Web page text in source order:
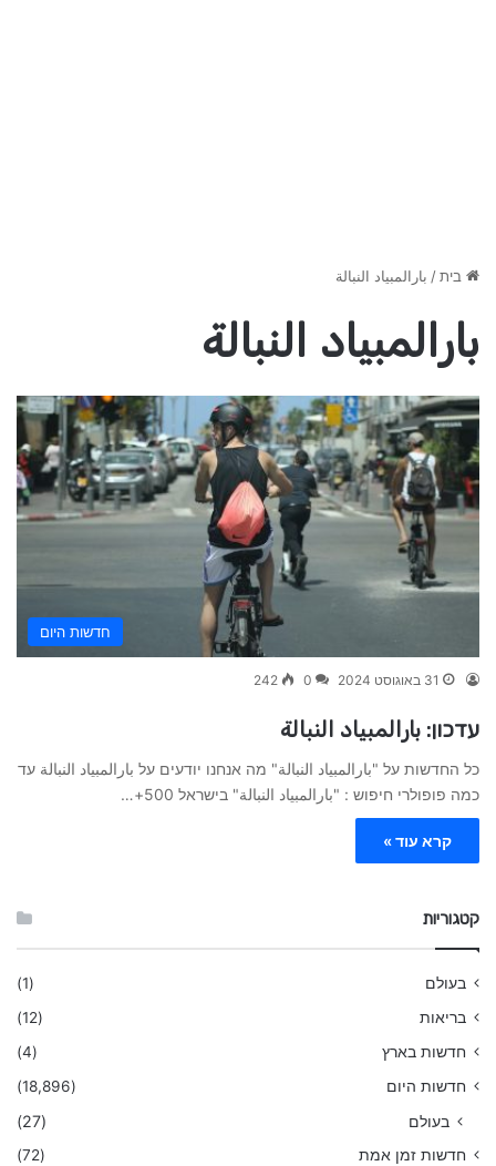
בית/ بارالمبياد النبالة
بارالمبياد النبالة
חדשות היום
31 באוגוסט 2024 0
242
עדכון: بارالمبياد النبالة
כל החדשות על "بارالمبياد النبالة" מה אנחנו יודעים על بارالمبياد النبالة עד
כמה פופולרי חיפוש : "بارالمبياد النبالة" בישראל 500+…
קרא עוד »
קטגוריות
בעולם
(1)
בריאות
(12)
חדשות בארץ
(4)
חדשות היום
(18,896)
בעולם (27)
חדשות זמן אמת
(72)